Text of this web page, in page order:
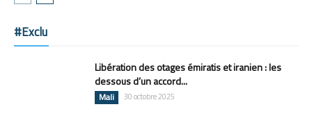
#Exclu
Libération des otages émiratis et iranien : les
dessous d’un accord...
Mali 30 octobre 2025